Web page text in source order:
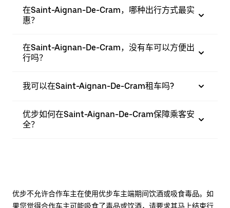
在Saint-Aignan-De-Cram，哪种出行方式最实
惠？
在Saint-Aignan-De-Cram，没有车可以方便出
行吗？
我可以在Saint-Aignan-De-Cram租车吗?
优步如何在Saint-Aignan-De-Cram保障乘客安
全？
优步不允许合作车主在使用优步车主端期间饮酒或吸食毒品。如
果您觉得合作车主可能吸食了毒品或饮酒，请要求其马上结束行